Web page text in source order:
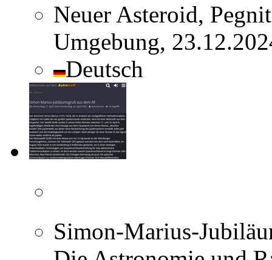
Neuer Asteroid,
Umgebung,
Deutsch
Simon-Marius-